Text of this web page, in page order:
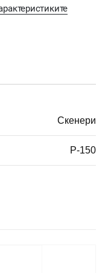
Скенери
P-150